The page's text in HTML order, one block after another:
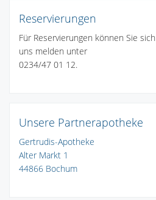
Reservierungen
Für Reservierungen können Sie
uns melden unter
0234/47 01 12.
Unsere Partnerapotheke
Gertrudis-Apotheke
Alter Markt 1
44866 Bochum